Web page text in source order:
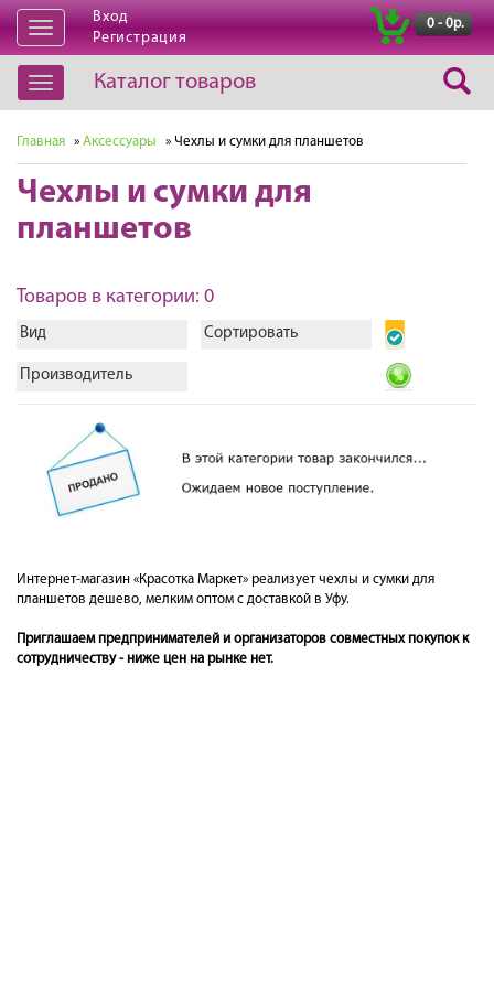
Открыть
навигацию
Вход
Регистрация
0 - 0р.
Открыть
навигацию
Каталог товаров
Главная » Аксессуары » Чехлы и сумки для планшетов
Чехлы и сумки для
планшетов
Товаров в категории: 0
Вид Сортировать
Производитель
Интернет-магазин «Красотка Маркет» реализует чехлы и сумки для
планшетов дешево, мелким оптом с доставкой в Уфу.
Приглашаем предпринимателей и организаторов совместных покупок к
сотрудничеству - ниже цен на рынке нет.